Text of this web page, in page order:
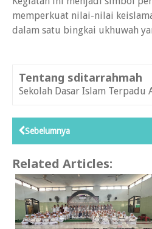
memperkuat nilai-nilai
dalam satu bingkai ukhuwah
Tentang sditarrahmah
Sekolah Dasar Islam Terpadu
Sebelumnya
Related Articles: